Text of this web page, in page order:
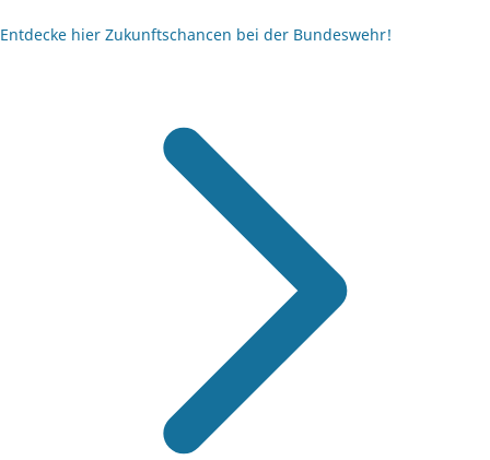
Entdecke hier Zukunftschancen bei der Bundeswehr!